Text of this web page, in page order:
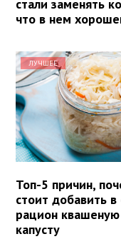
стали заменять
что в нем
ЛУЧШЕЕ
Топ-5 причин,
стоит добавить в
рацион квашеную
капусту